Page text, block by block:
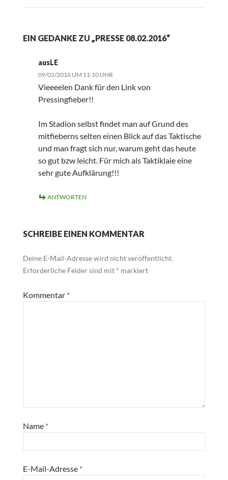
EIN GEDANKE ZU „PRESSE 08.02.2016“
ausLE
09/02/2016 UM 11:10 UHR
Vieeeelen Dank für den Link von
Pressingfieber!!
Im Stadion selbst findet man auf Grund des
mitfieberns selten einen Blick auf das Taktische
und man fragt sich nur, warum geht das heute
so gut bzw leicht. Für mich als Taktiklaie eine
sehr gute Aufklärung!!!
ANTWORTEN
SCHREIBE EINEN KOMMENTAR
Deine E-Mail-Adresse wird nicht veröffentlicht.
Erforderliche Felder sind mit * markiert
Kommentar *
Name *
E-Mail-Adresse *